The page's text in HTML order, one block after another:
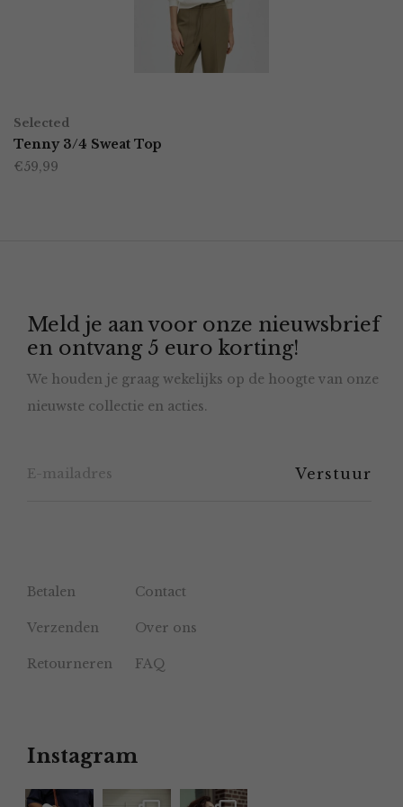
op
de
productpagina
product
heeft
kan
gekozen
worden
op
productpagina
Selected
Tenny 3/4 Sweat Top
€59,99
Meld je aan voor onze nieuwsbrief
en ontvang 5 euro korting!
We houden je graag wekelijks op de hoogte van onze
nieuwste collectie en acties.
Betalen Contact
Verzenden Over ons
Retourneren FAQ
Instagram